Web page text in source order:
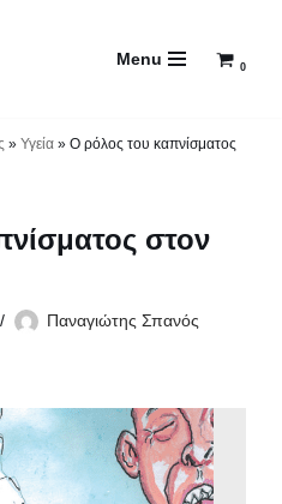
Menu 0
» Υγεία » Ο ρόλος του καπνίσματος
στον
Παναγιώτης Σπανός